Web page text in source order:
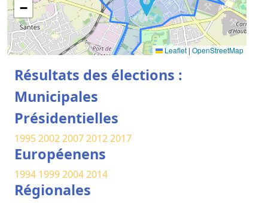
−
Leaflet | OpenStreetMap
Résultats des élections :
Municipales
Présidentielles
19952002200720122017
Européenens
1994 199920042014
Régionales